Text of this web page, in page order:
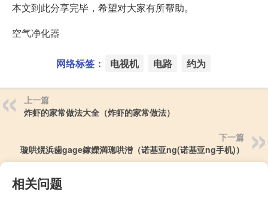
本文到此分享完毕，希望对大家有所帮助。
空气净化器
网络标签： 电视机 电路 约为
上一篇
炸虾的家常做法大全（炸虾的家常做法）
下一篇
璇哄熀浜歯gage鎵嬫満璁哄潧（诺基亚ng(诺基亚ng手机)）
相关问题